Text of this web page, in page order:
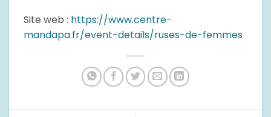
Site web : https://www.centre-
mandapa.fr/event-details/ruses-de-femmes